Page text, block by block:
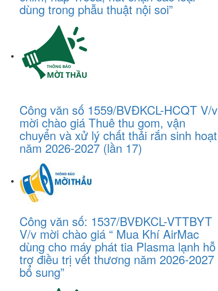
dùng trong phẫu thuật nội soi”
Công văn số 1559/BVĐKCL-HCQT V/v
mời chào giá Thuê thu gom, vận
chuyển và xử lý chất thải rắn sinh hoạt
năm 2026-2027 (lần 17)
Công văn số: 1537/BVĐKCL-VTTBYT
V/v mời chào giá “ Mua Khí AirMac
dùng cho máy phát tia Plasma lạnh hỗ
trợ điều trị vết thương năm 2026-2027
bổ sung”